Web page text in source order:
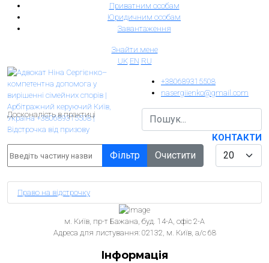
Приватним особам
Юридичним особам
Завантаження
Знайти мене
UK EN RU
Досконалість в практиці
+380689315508
nasergiienko@gmail.com
КОНТАКТИ
Фільтр Очистити
Показувати
Право на відстрочку
м. Київ, пр-т Бажана, буд. 14-А, офіс 2-А
Aдреса для листування: 02132, м. Київ, а/с 68
Інформація